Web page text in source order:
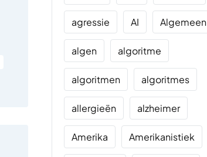
agressie AI Algemeen
algen algoritme
algoritmen algoritmes
allergieën alzheimer
Amerika Amerikanistiek